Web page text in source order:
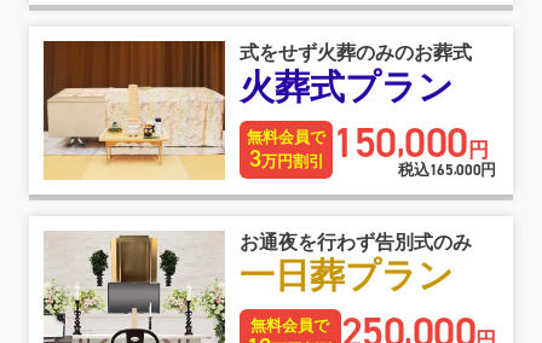
式をせず火葬のみのお葬式
火葬式プラン
無料会員で
3万円割引 150,000 円
税込165,000円
お通夜を行わず告別式のみ
一日葬プラン
無料会員で 250,000